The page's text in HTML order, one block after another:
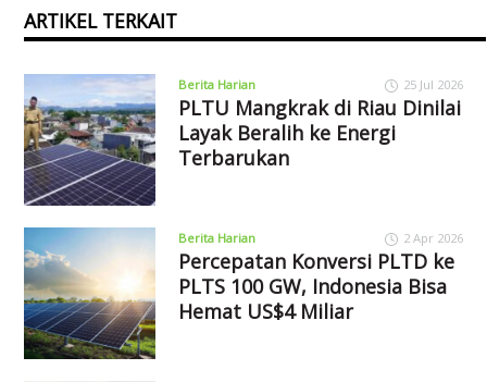
ARTIKEL TERKAIT
Berita Harian 25 Jul 2026
PLTU Mangkrak di Riau Dinilai
Layak Beralih ke Energi
Terbarukan
Berita Harian 2 Apr 2026
Percepatan Konversi PLTD ke
PLTS 100 GW, Indonesia Bisa
Hemat US$4 Miliar